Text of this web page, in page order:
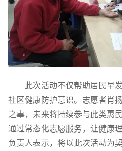
此次活动不仅帮助居民早
社区健康防护意识。志愿者肖
之事，未来将持续参与此类惠
通过常态化志愿服务，让健康
负责人表示，将以此次活动为